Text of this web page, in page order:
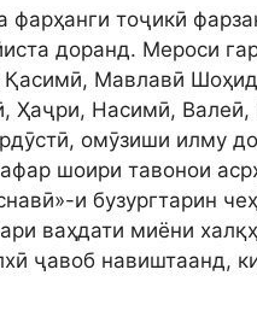
фарҳанги тоҷикӣ
доранд. Мероси
Мавлавӣ
Ҳаҷри, Насимӣ, Валеӣ,
омӯзиши илму
шоири тавонои
и бузургтарин
ваҳдати миёни
ҷавоб навиштаанд,